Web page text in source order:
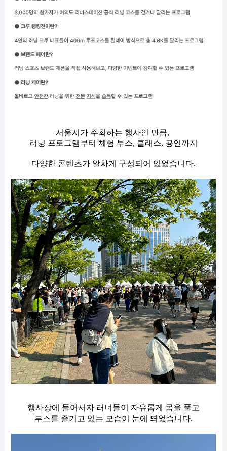
서울시가 주최하는 행사인 만큼,
러 닝 프로그램부터 체험 부스, 클래스, 공연까지
다양한 콘텐츠가 알차게 구성되어 있었습니다.
행사장에 들어서자 러너들이 자유롭게 몸을 풀고
부스를 즐기고 있는 모습이 눈에 띄었습니다.